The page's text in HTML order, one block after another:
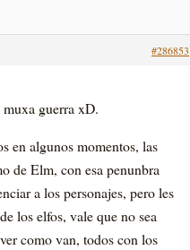
#286853
guerra xD.
en algunos momentos, las
de Elm, con esa penunbra
a los personajes, pero les
los elfos, vale que no sea
como van, todos con los